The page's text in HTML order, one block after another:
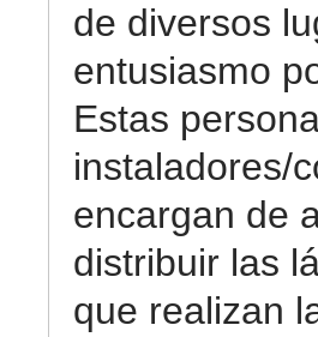
de diversos
entusiasmo
Estas
instaladores/
encargan de
distribuir las
que realizan